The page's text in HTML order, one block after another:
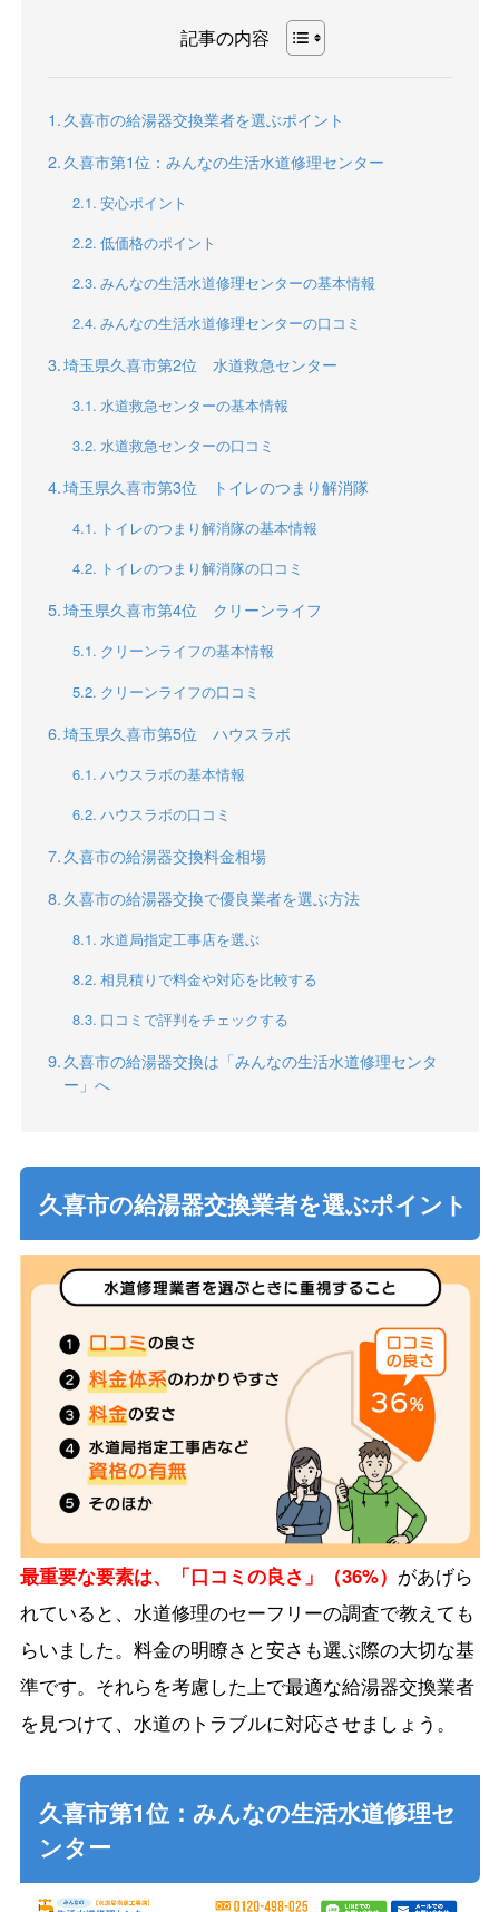
記事の内容
久喜市の給湯器交換業者を選ぶポイント
久喜市第1位：みんなの生活水道修理センター
安心ポイント
低価格のポイント
みんなの生活水道修理センターの基本情報
みんなの生活水道修理センターの口コミ
埼玉県久喜市第2位 水道救急センター
水道救急センターの基本情報
水道救急センターの口コミ
埼玉県久喜市第3位 トイレのつまり解消隊
トイレのつまり解消隊の基本情報
トイレのつまり解消隊の口コミ
埼玉県久喜市第4位 クリーンライフ
クリーンライフの基本情報
クリーンライフの口コミ
埼玉県久喜市第5位 ハウスラボ
ハウスラボの基本情報
ハウスラボの口コミ
久喜市の給湯器交換料金相場
久喜市の給湯器交換で優良業者を選ぶ方法
水道局指定工事店を選ぶ
相見積りで料金や対応を比較する
口コミで評判をチェックする
久喜市の給湯器交換は「みんなの生活水道修理センタ
ー」へ
久喜市の給湯器交換業者を選ぶポイント
最重要な要素は、「口コミの良さ」（36%） があげら
れていると、水道修理のセーフリーの調査で教えても
らいました。料金の明瞭さと安さも選ぶ際の大切な基
準です。それらを考慮した上で最適な給湯器交換業者
を見つけて、水道のトラブルに対応させましょう。
久喜市第1位：みんなの生活水道修理セ
ンター